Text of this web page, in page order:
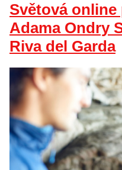
Světová
Adama Ondry
Riva del Garda